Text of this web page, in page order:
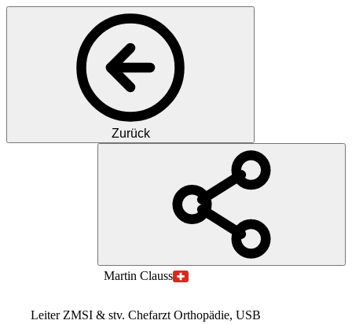
Zurück
Martin Clauss
Leiter ZMSI & stv. Chefarzt Orthopädie, USB